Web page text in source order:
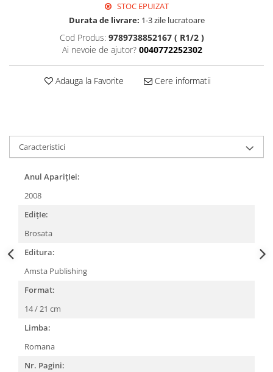
STOC EPUIZAT
Durata de livrare: 1-3 zile lucratoare
Cod Produs: 9789738852167 ( R1/2 )
Ai nevoie de ajutor? 0040772252302
Adauga la Favorite Cere informatii
Caracteristici
Anul AparițIei:
2008
EdițIe:
Brosata
Editura:
Amsta Publishing
Format:
14 / 21 cm
Limba:
Romana
Nr. Pagini: